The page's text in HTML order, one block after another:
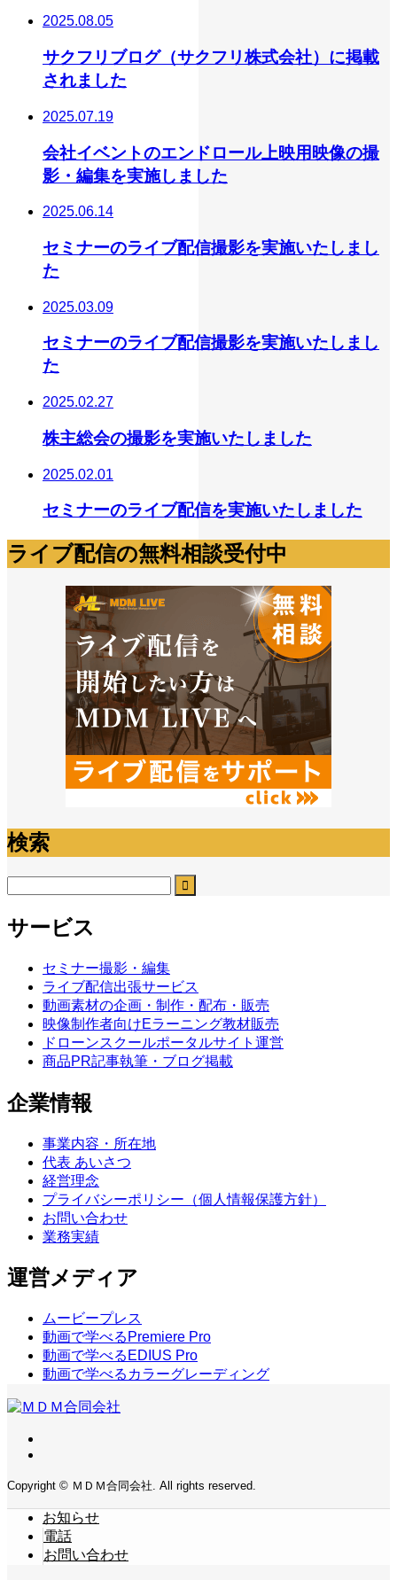
2025.08.05
サクフリブログ（サクフリ株式会社）に掲載
されました
2025.07.19
会社イベントのエンドロール上映用映像の撮
影・編集を実施しました
2025.06.14
セミナーのライブ配信撮影を実施いたしまし
た
2025.03.09
セミナーのライブ配信撮影を実施いたしまし
た
2025.02.27
株主総会の撮影を実施いたしました
2025.02.01
セミナーのライブ配信を実施いたしました
ライブ配信の無料相談受付中
検索
サービス
セミナー撮影・編集
ライブ配信出張サービス
動画素材の企画・制作・配布・販売
映像制作者向けEラーニング教材販売
ドローンスクールポータルサイト運営
商品PR記事執筆・ブログ掲載
企業情報
事業内容・所在地
代表 あいさつ
経営理念
プライバシーポリシー（個人情報保護方針）
お問い合わせ
業務実績
運営メディア
ムービープレス
動画で学べるPremiere Pro
動画で学べるEDIUS Pro
動画で学べるカラーグレーディング
Copyright © ＭＤＭ合同会社. All rights reserved.
お知らせ
電話
お問い合わせ